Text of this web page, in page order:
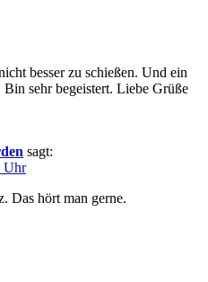
besser zu schießen. Und ein
sehr begeistert. Liebe Grüße
sagt:
Uhr
Das hört man gerne.